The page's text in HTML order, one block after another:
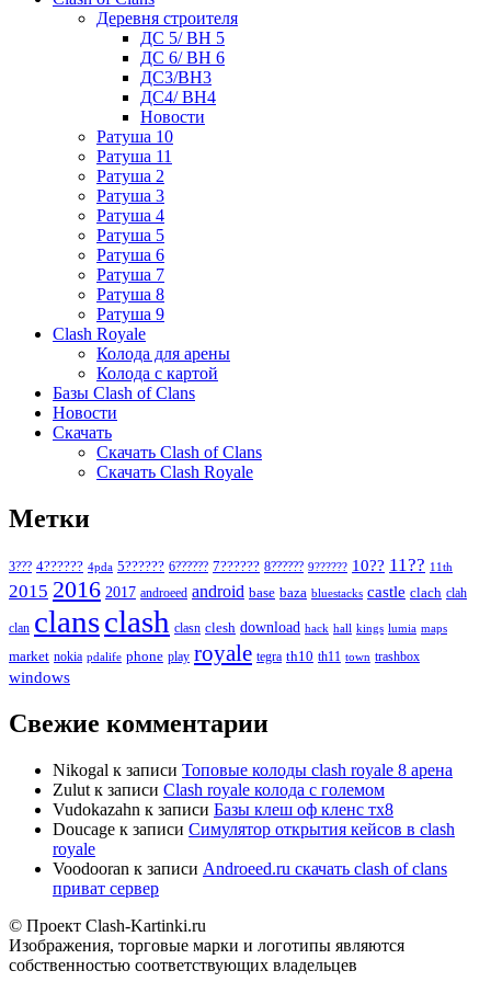
Деревня строителя
ДС 5/ BH 5
ДС 6/ BH 6
ДС3/BH3
ДС4/ BH4
Новости
Ратуша 10
Ратуша 11
Ратуша 2
Ратуша 3
Ратуша 4
Ратуша 5
Ратуша 6
Ратуша 7
Ратуша 8
Ратуша 9
Clash Royale
Колода для арены
Колода с картой
Базы Clash of Clans
Новости
Скачать
Скачать Clash of Clans
Скачать Clash Royale
Метки
3??? 4?????? 4pda 5?????? 6?????? 7?????? 8?????? 9?????? 10?? 11?? 11th
2015 2016 2017 androeed android base baza bluestacks castle clach clah
clan clansclash clasn clesh download hack hall kings lumia maps
market nokia pdalife phone play royale tegra th10 th11 town trashbox
windows
Свежие комментарии
Nikogal к записи Топовые колоды clash royale 8 арена
Zulut к записи Clash royale колода с големом
Vudokazahn к записи Базы клеш оф кленс тх8
Doucage к записи Симулятор открытия кейсов в clash
royale
Voodooran к записи Androeed.ru скачать clash of clans
приват сервер
© Проект Clash-Kartinki.ru
Изображения, торговые марки и логотипы являются
собственностью соответствующих владельцев